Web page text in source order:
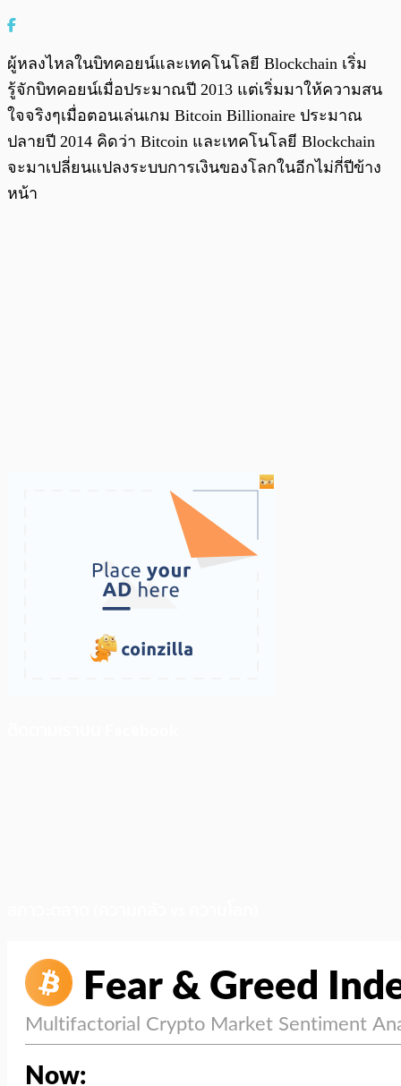
ผู้หลงไหลในบิทคอยน์และเทคโนโลยี Blockchain เริ่ม
รู้จักบิทคอยน์เมื่อประมาณปี 2013 แต่เริ่มมาให้ความสน
ใจจริงๆเมื่อตอนเล่นเกม Bitcoin Billionaire ประมาณ
ปลายปี 2014 คิดว่า Bitcoin และเทคโนโลยี Blockchain
จะมาเปลี่ยนแปลงระบบการเงินของโลกในอีกไม่กี่ปีข้าง
หน้า